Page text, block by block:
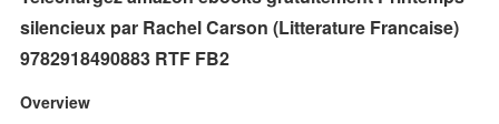
silencieux par Rachel Carson (Litterature Francaise)
9782918490883 RTF FB2
Overview